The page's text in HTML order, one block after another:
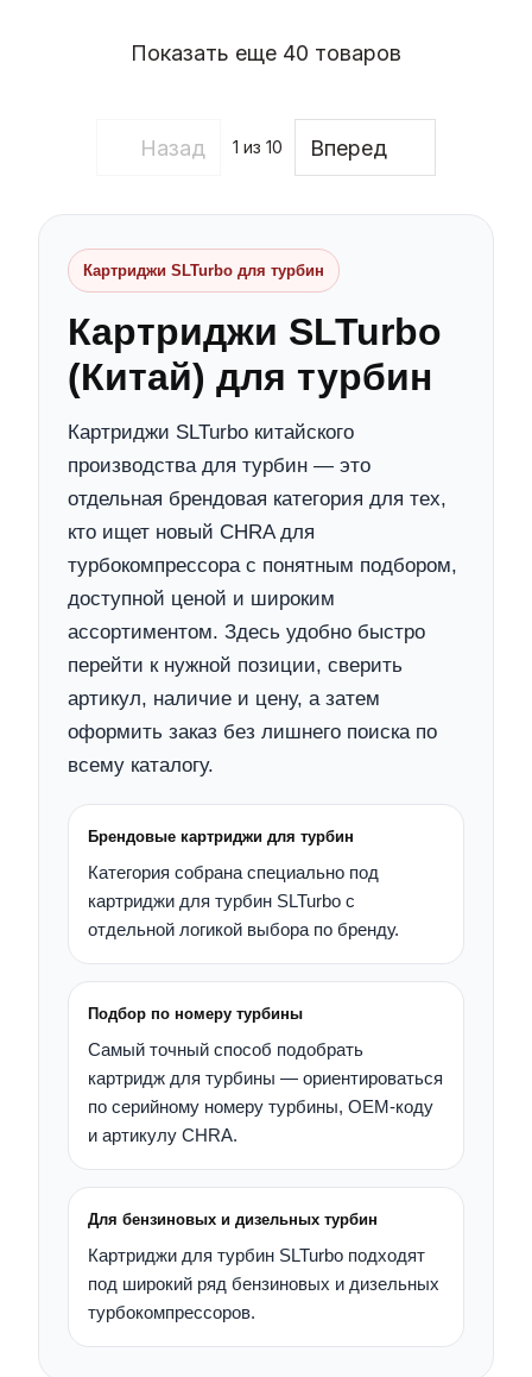
Показать еще 40 товаров
Назад 1 из 10 Вперед
Картриджи SLTurbo для турбин
Картриджи SLTurbo
(Китай) для турбин
Картриджи SLTurbo китайского
производства для турбин — это
отдельная брендовая категория для тех,
кто ищет новый CHRA для
турбокомпрессора с понятным подбором,
доступной ценой и широким
ассортиментом. Здесь удобно быстро
перейти к нужной позиции, сверить
артикул, наличие и цену, а затем
оформить заказ без лишнего поиска по
всему каталогу.
Брендовые картриджи для турбин
Категория собрана специально под
картриджи для турбин SLTurbo с
отдельной логикой выбора по бренду.
Подбор по номеру турбины
Самый точный способ подобрать
картридж для турбины — ориентироваться
по серийному номеру турбины, OEM-коду
и артикулу CHRA.
Для бензиновых и дизельных турбин
Картриджи для турбин SLTurbo подходят
под широкий ряд бензиновых и дизельных
турбокомпрессоров.